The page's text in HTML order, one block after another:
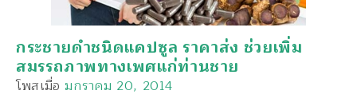
กระชายดำชนิดแคปซูล ราคาส่ง ช่วยเพิ่ม
สมรรถภาพทางเพศแก่ท่านชาย
โพสเมื่อ มกราคม 20, 2014